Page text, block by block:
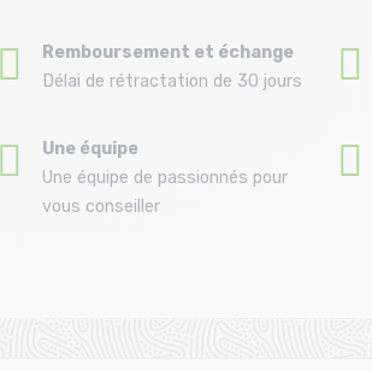
Remboursement et échange
Délai de rétractation de 30 jours
Une équipe
Une équipe de passionnés pour
vous conseiller